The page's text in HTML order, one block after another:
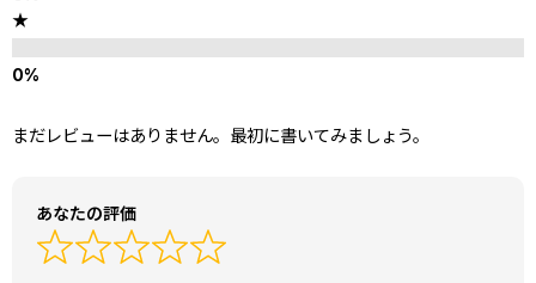
★
まだレビューはありません。最初に書いてみましょう。
あなたの評価